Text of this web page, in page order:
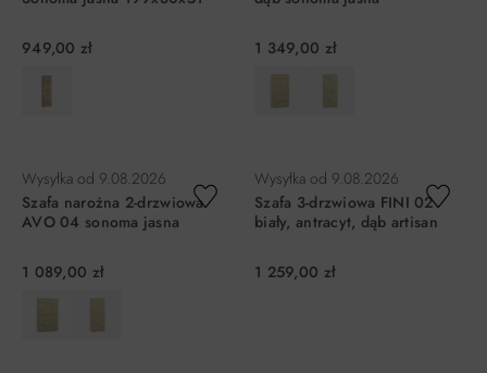
949,00 zł 1 349,00 zł
Wysyłka od 9.08.2026
Szafa narożna 2-drzwiowa
AVO 04 sonoma jasna
1 089,00 zł
Wysyłka od 9.08.2026
Szafa 3-drzwiowa FINI 02
biały, antracyt, dąb artisan
1 259,00 zł